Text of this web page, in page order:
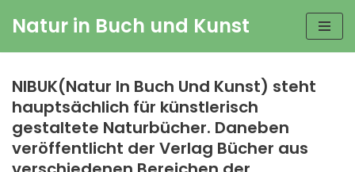
springen
Natur in Buch und Kunst
NIBUK(Natur In Buch Und Kunst) steht
hauptsächlich für künstlerisch
gestaltete Naturbücher. Daneben
veröffentlicht der Verlag Bücher aus